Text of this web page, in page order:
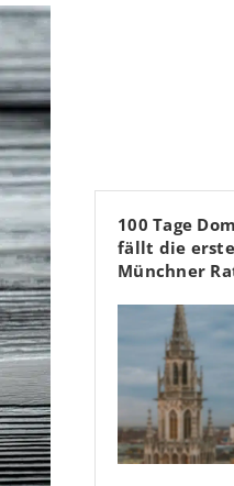
100 Tage
fällt die
Münchner